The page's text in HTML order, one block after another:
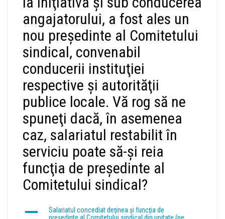
angajatorului, a fost ales un
nou preşedinte al Comitetului
sindical, convenabil
conducerii instituţiei
respective şi autorităţii
publice locale. Vă rog să ne
spuneţi dacă, în asemenea
caz, salariatul restabilit în
serviciu poate să-şi reia
funcţia de preşedinte al
Comitetului sindical?
A
Salariatul concediat deţinea şi funcţia de